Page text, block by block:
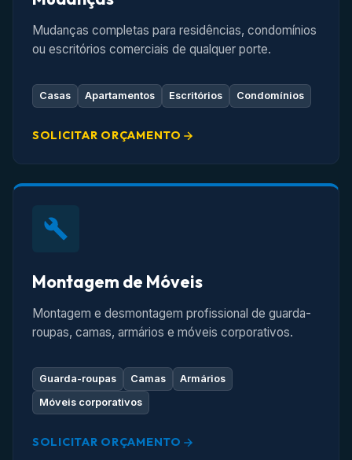
Mudanças completas para residências, condomínios
ou escritórios comerciais de qualquer porte.
Casas Apartamentos Escritórios Condomínios
SOLICITAR ORÇAMENTO
Montagem de Móveis
Montagem e desmontagem profissional de guarda-
roupas, camas, armários e móveis corporativos.
Guarda-roupas Camas
Armários
Móveis corporativos
SOLICITAR ORÇAMENTO